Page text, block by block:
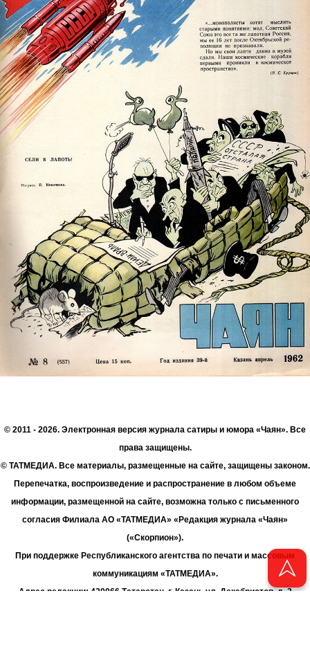
© 2011 - 2026. Электронная версия журнала сатиры и юмора «Чаян». Все
права защищены.
© ТАТМЕДИА. Все материалы, размещенные на сайте, защищены законом.
Перепечатка, воспроизведение и распространение в любом объеме
информации, размещенной на сайте, возможна только с письменного
согласия Филиала АО «ТАТМЕДИА» «Редакция журнала «Чаян»
(«Скорпион»).
При поддержке Республиканского агентства по печати и массовым
коммуникациям «ТАТМЕДИА».
Адрес редакции: 420066 Татарстан, г. Казань ул. Декабристов, д. 2